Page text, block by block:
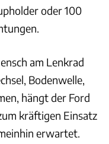
oder 100
am Lenkrad
Bodenwelle,
hängt der Ford
kräftigen Einsatz
erwartet.